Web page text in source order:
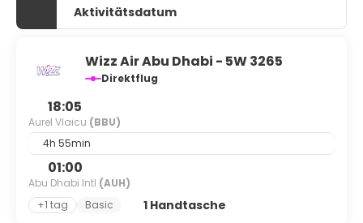
Aktivitätsdatum
Wizz Air Abu Dhabi - 5W 3265
Direktflug
18:05
Aurel Vlaicu (BBU)
4h 55min
01:00
Abu Dhabi Intl (AUH)
+1 tag
Basic 1 Handtasche